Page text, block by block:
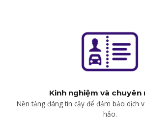
Kinh nghiệm và chuyên
Nền tảng đáng tin cậy để đảm bảo dịch
hảo.